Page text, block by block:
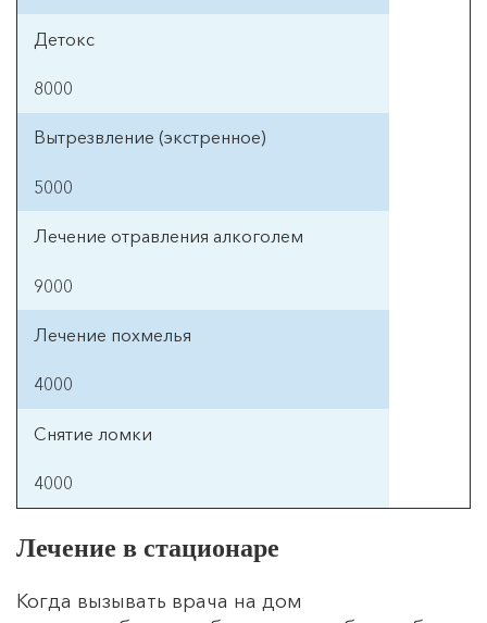
Выезда врача
Лечение в стационаре
Когда вызывать врача на дом